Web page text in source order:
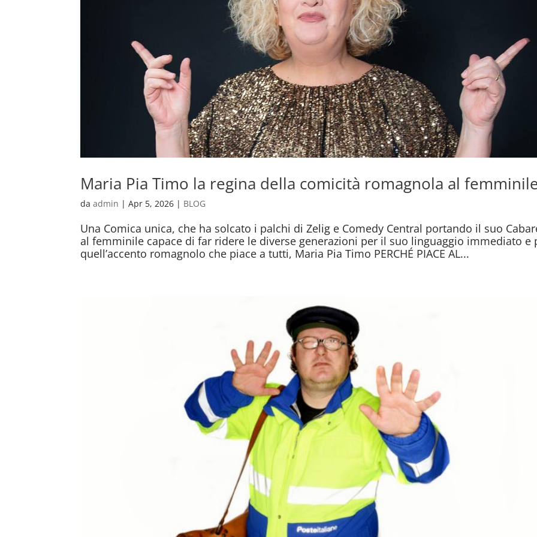
Maria Pia Timo la regina della comicità romagnola al
daadmin |Apr 5, 2026 | BLOG
Una Comica unica, che ha solcato i palchi di Zelig e Comedy Central portando il suo
al femminile capace di far ridere le diverse generazioni per il suo linguaggio immediato e
quell’accento romagnolo che piace a tutti, Maria Pia Timo PERCHÉ PIACE AL...